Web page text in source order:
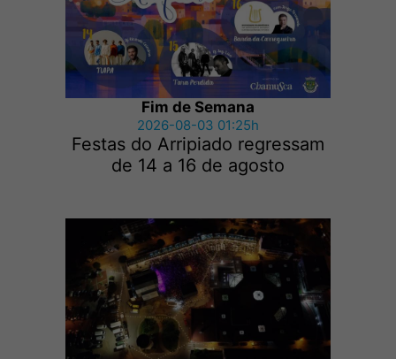
Fim de Semana
2026-08-03 01:25h
Festas do Arripiado regressam
de 14 a 16 de agosto